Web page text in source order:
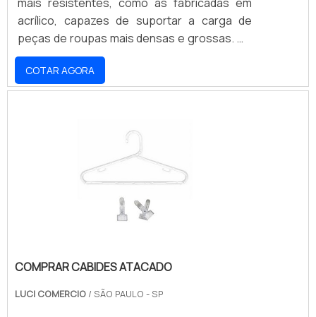
mais resistentes, como as fabricadas em
acrílico, capazes de suportar a carga de
peças de roupas mais densas e grossas. Os
cabides tradicionais contam com uma
espessura de 6 mm, altura de 20 cm e
comprimento aproximado de 40 cm.Já os
um pouco maiores, de 23 de altura e 45 de
comprimento. Todas as peças são
fabricadas com material plástico de alta
resistência, embora tenham um pes.
COTAR AGORA
COMPRAR CABIDES ATACADO
LUCI COMERCIO / SÃO PAULO - SP